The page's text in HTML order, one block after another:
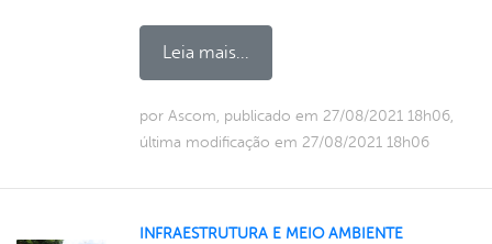
Leia mais...
por Ascom, publicado em 27/08/2021 18h06,
última modificação em 27/08/2021 18h06
INFRAESTRUTURA E MEIO AMBIENTE